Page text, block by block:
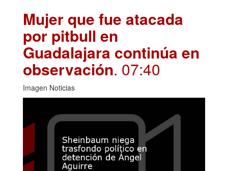
Mujer que fue atacada
por pitbull en
Guadalajara continúa en
observación. 07:40
Imagen Noticias